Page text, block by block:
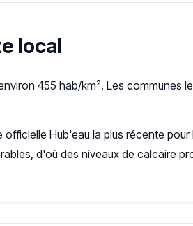
local
455 hab/km². Les communes
officielle Hub'eau la plus récente
d'où des niveaux de calcaire